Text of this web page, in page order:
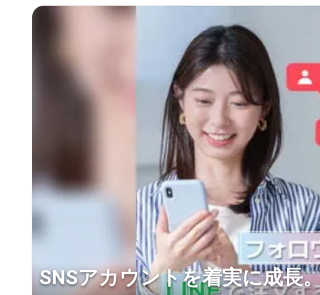
SNSアカウントを着実に成長